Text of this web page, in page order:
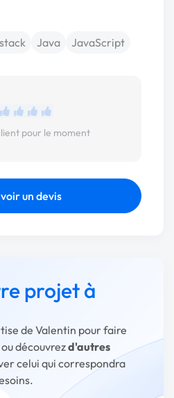
Java
JavaScript
pour le moment
un devis
projet à
de Valentin pour faire
découvrezd'autres
celui qui correspondra